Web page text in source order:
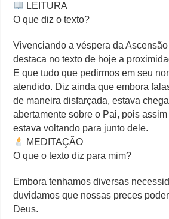
LEITURA
O que diz o texto?
Vivenciando a véspera da
destaca no texto de hoje a
E que tudo que pedirmos em seu
atendido. Diz ainda que embora
de maneira disfarçada, estava
abertamente sobre o Pai, pois
estava voltando para junto dele.
MEDITAÇÃO
O que o texto diz para mim?
Embora tenhamos diversas
duvidamos que nossas preces
Deus.